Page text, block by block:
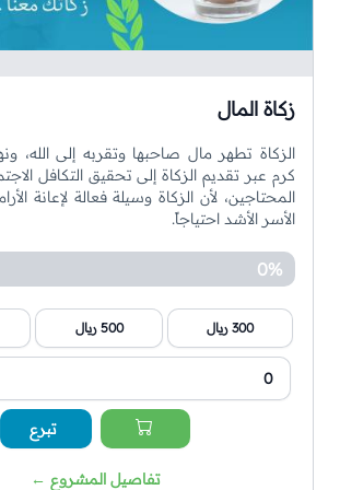
زكاة المال
الزكاة تطهر مال صاحبها وتقربه إلى
كرم عبر تقديم الزكاة إلى تحقيق التكافل
المحتاجين، لأن الزكاة وسيلة فعالة لإعانة
الأسر الأشد احتياجاً.
0%
300 ريال 500 ريال
تبرع
تفاصيل المشروع ←